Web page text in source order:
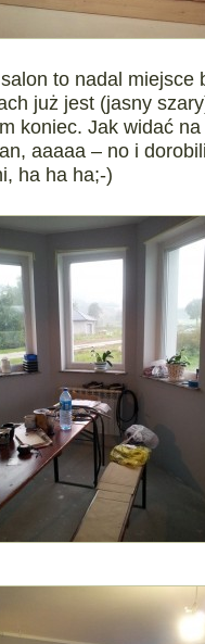
to nadal miejsce
już jest (jasny
koniec. Jak widać
aaaaa – no i
ha ha ha;-)